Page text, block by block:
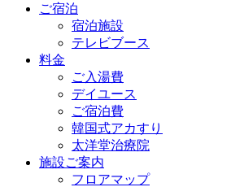
ご宿泊
宿泊施設
テレビブース
料金
ご入湯費
デイユース
ご宿泊費
韓国式アカすり
太洋堂治療院
施設ご案内
フロアマップ